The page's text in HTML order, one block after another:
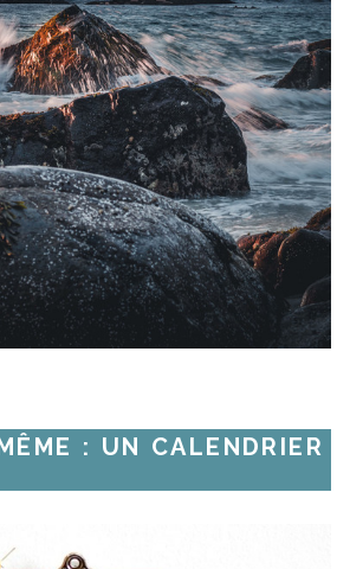
: UN CALENDRIER